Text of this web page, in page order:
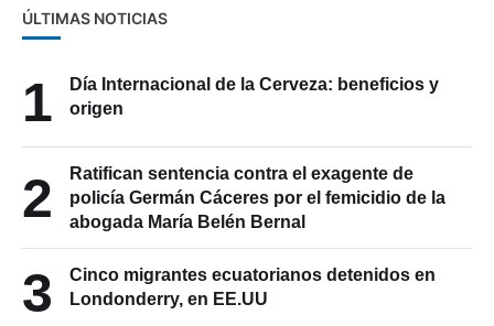
ÚLTIMAS NOTICIAS
1
Día Internacional de la Cerveza: beneficios y
origen
2
Ratifican sentencia contra el exagente de
policía Germán Cáceres por el femicidio de la
abogada María Belén Bernal
3
Cinco migrantes ecuatorianos detenidos en
Londonderry, en EE.UU